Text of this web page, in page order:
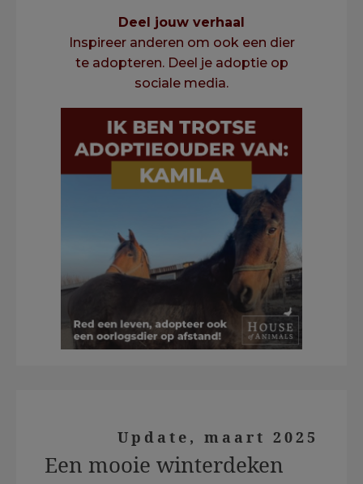
Deel jouw verhaal
Inspireer anderen om ook een dier
te adopteren. Deel je adoptie op
sociale media.
Update, maart 2025
Een mooie winterdeken